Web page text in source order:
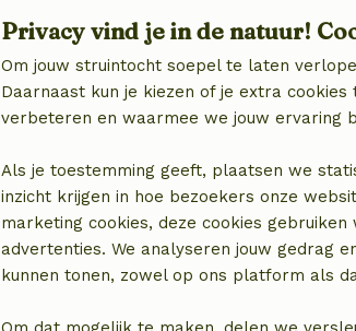
Privacy vind je in de natuur!
Om jouw struintocht soepel te laten
Daarnaast kun je kiezen of je extra
verbeteren en waarmee we jouw ervaring
Als je toestemming geeft, plaatsen we
inzicht krijgen in hoe bezoekers onze
marketing cookies, deze cookies
advertenties. We analyseren jouw gedrag
kunnen tonen, zowel op ons platform als